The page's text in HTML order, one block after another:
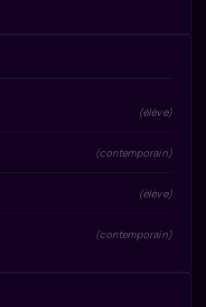
(élève)
(contemporain)
(élève)
(contemporain)